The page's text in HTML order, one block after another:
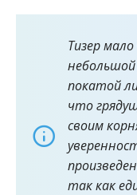
Тизер
покатой
что
своим
так как